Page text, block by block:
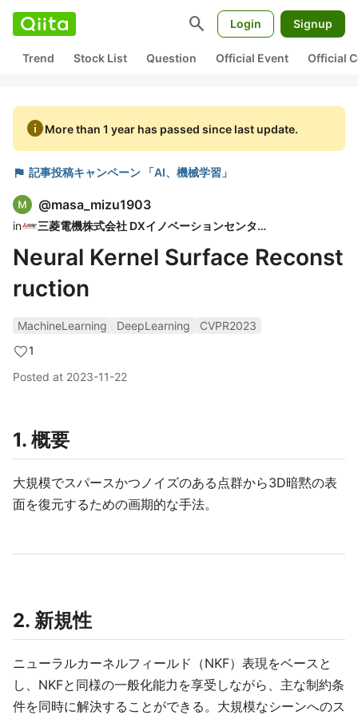
search Login Signup
Trend Stock List Question Official Event Official
infoMore than 1 year has passed since last update.
flag 記事投稿キャンペーン 「AI、機械学習」
@masa_mizu1903
in 三菱電機株式会社 DXイノベーションセンター
Neural Kernel Surface Reconst
ruction
MachineLearning DeepLearning
CVPR2023
1
Posted at 2023-11-22
1. 概要
大規模でスパースかつノイズのある点群から3D暗黙の表
面を復元するための画期的な手法。
2. 新規性
ニューラルカーネルフィールド（NKF）表現をベースと
し、NKFと同様の一般化能力を享受しながら、主な制約条
件を同時に解決することができる。大規模なシーンへのス